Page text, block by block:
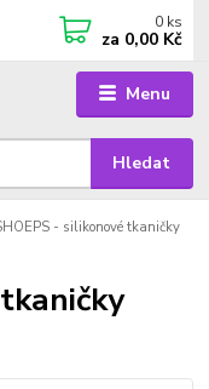
Menu
Hledat
0 ks
za 0,00 Kč
- silikonové tkaničky